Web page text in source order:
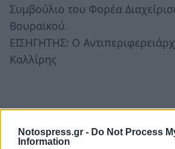
Notospress.gr - Do Not Process
Information
Συμβούλιο του Φορέα
Βουραϊκού.
ΕΙΣΗΓΗΤΗΣ: Ο
Καλλίρης